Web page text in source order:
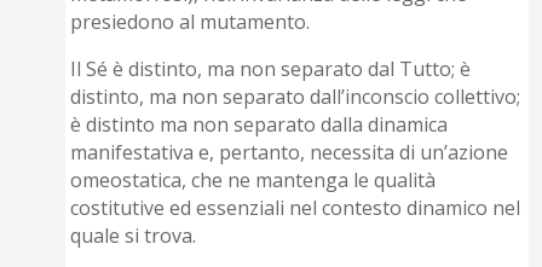
presiedono al mutamento.
Il Sé è distinto, ma non separato dal Tutto; è
distinto, ma non separato dall’inconscio collettivo;
è distinto ma non separato dalla dinamica
manifestativa e, pertanto, necessita di un’azione
omeostatica, che ne mantenga le qualità
costitutive ed essenziali nel contesto dinamico nel
quale si trova.